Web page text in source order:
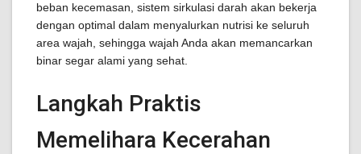
beban kecemasan, sistem sirkulasi darah akan bekerja
dengan optimal dalam menyalurkan nutrisi ke seluruh
area wajah, sehingga wajah Anda akan memancarkan
binar segar alami yang sehat.
Langkah Praktis
Memelihara Kecerahan